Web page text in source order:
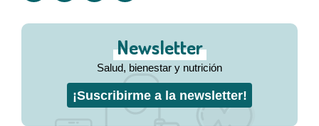
Newsletter
Salud, bienestar y nutrición
¡Suscribirme a la newsletter!